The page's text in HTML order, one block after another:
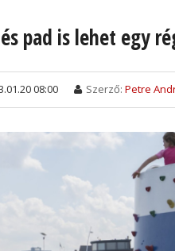
és pad is lehet egy
08:00 Szerző: Petre